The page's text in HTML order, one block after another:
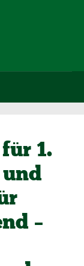
1.
–